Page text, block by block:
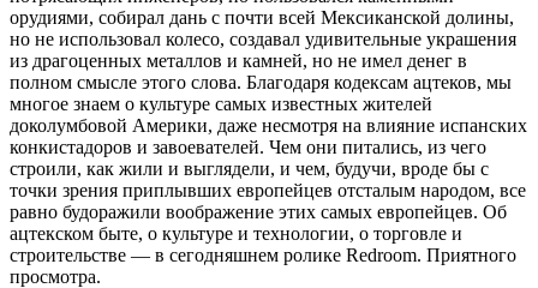
орудиями, собирал дань с почти всей Мексиканской долины,
но не использовал колесо, создавал удивительные украшения
из драгоценных металлов и камней, но не имел денег в
полном смысле этого слова. Благодаря кодексам ацтеков, мы
многое знаем о культуре самых известных жителей
доколумбовой Америки, даже несмотря на влияние испанских
конкистадоров и завоевателей. Чем они питались, из чего
строили, как жили и выглядели, и чем, будучи, вроде бы с
точки зрения приплывших европейцев отсталым народом, все
равно будоражили воображение этих самых европейцев. Об
ацтекском быте, о культуре и технологии, о торговле и
строительстве — в сегодняшнем ролике Redroom. Приятного
просмотра.